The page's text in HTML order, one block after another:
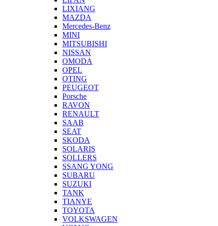
LIXIANG
MAZDA
Mercedes-Benz
MINI
MITSUBISHI
NISSAN
OMODA
OPEL
OTING
PEUGEOT
Porsche
RAVON
RENAULT
SAAB
SEAT
SKODA
SOLARIS
SOLLERS
SSANG YONG
SUBARU
SUZUKI
TANK
TIANYE
TOYOTA
VOLKSWAGEN